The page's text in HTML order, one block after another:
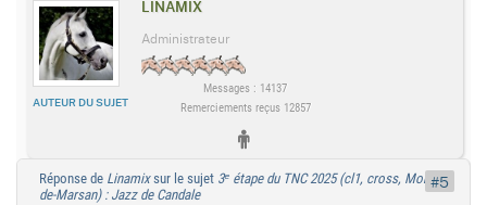
LINAMIX
AUTEUR DU SUJET
Administrateur
Messages : 14137
Remerciements reçus 12857
Réponse de Linamixsur le sujet 3ᵉ étape du TNC 2025 (cl1, cross, Mont-
de-Marsan) : Jazz de Candale
#5